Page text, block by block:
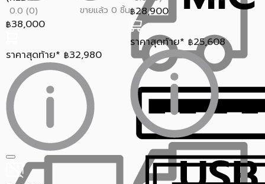
0.0 (0) ขายแล้ว 0 ชิ้น
฿38,000
ราคาสุดท้าย* ฿32,980
฿28,900
ราคาสุดท้าย* ฿25,608